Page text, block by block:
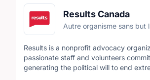
Results Canada
Autre organisme sans but
Results is a nonprofit advocacy
passionate staff and volunteers
generating the political will to end